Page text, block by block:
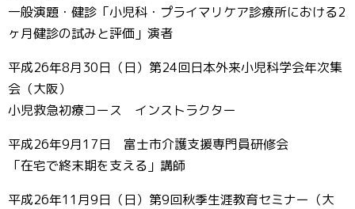
一般演題・健診「小児科・プライマリケア診療所における2
ヶ月健診の試みと評価」演者
平成26年8月30日（日）第24回日本外来小児科学会年次集
会（大阪）
小児救急初療コース インストラクター
平成26年9月17日 富士市介護支援専門員研修会
「在宅で終末期を支える」講師
平成26年11月9日（日）第9回秋季生涯教育セミナー（大